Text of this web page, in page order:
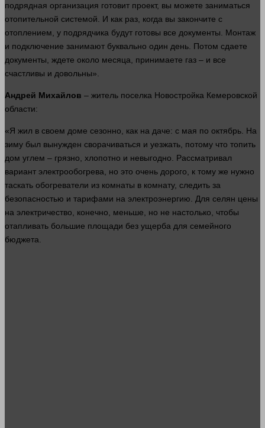
подрядная организация готовит проект, вы можете заниматься
отопительной системой. И как раз, когда вы закончите с
отоплением, у подрядчика будут готовы все документы. Монтаж
и подключение занимают буквально один день . Потом сдаете
документы, ждете около месяца, принимаете газ – и все
счастливы и довольны».
Андрей Михайлов – житель поселка Новостройка Кемеровской
области:
«Я жил в своем доме сезонно, как на даче: с мая по октябрь. На
зиму был вынужден сворачиваться и уезжать, потому что топить
дом углем – грязно, хлопотно и невыгодно. Рассматривал
вариант электрообогрева, но это очень дорого, к тому же нужно
таскать обогреватели из комнаты в комнату, следить за
безопасностью и тарифами на электроэнергию. Для селян цены
на электричество, конечно, меньше, но не настолько, чтобы
отапливать большие площади без ущерба для семейного
бюджета